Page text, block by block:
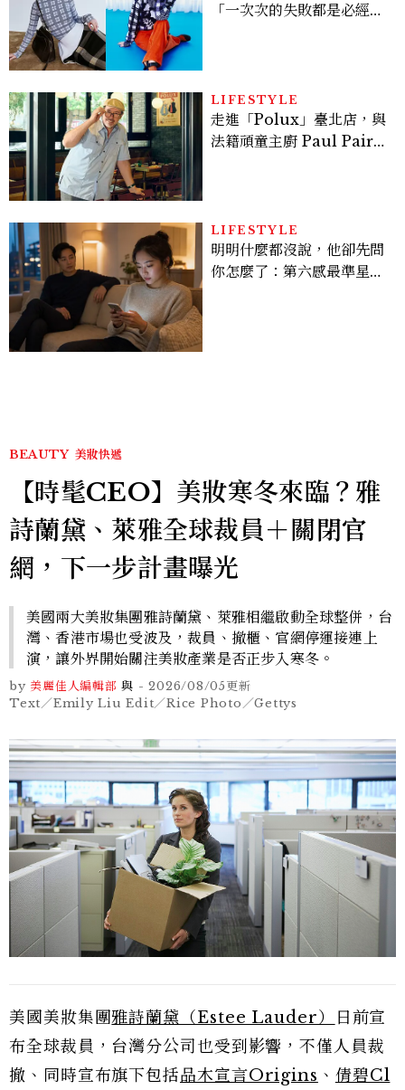
「一次次的失敗都是必經過
LIFESTYLE
走進「Polux」臺北店，與
法籍頑童主廚 Paul Pairet
LIFESTYLE
明明什麼都沒說，他卻先問
你怎麼了：第六感最準星座
BEAUTY 美妝快遞
【時髦CEO】美妝寒冬來臨？雅
詩蘭黛、萊雅全球裁員＋關閉官
網，下一步計畫曝光
美國兩大美妝集團雅詩蘭黛、萊雅相繼啟動全球整併，台
灣、香港市場也受波及，裁員、撤櫃、官網停運接連上
演，讓外界開始關注美妝產業是否正步入寒冬。
by 美麗佳人編輯部 與 -2026/08/05更新
Text／Emily Liu Edit／Rice Photo／Gettys
美國美妝集團雅詩蘭黛（Estee Lauder）
日前宣
布全球裁員，台灣分公司也受到影響，不僅人員裁
撤、同時宣布旗下包括品木宣言Origins 、 倩碧Cl